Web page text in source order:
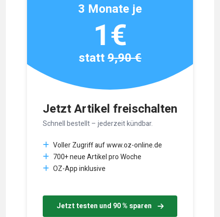
Jetzt Artikel freischalten
Schnell bestellt – jederzeit kündbar.
Voller Zugriff auf www.oz-online.de
700+ neue Artikel pro Woche
OZ-App inklusive
Jetzt testen und 90 % sparen
3 Monate je
1€
statt9,90 €